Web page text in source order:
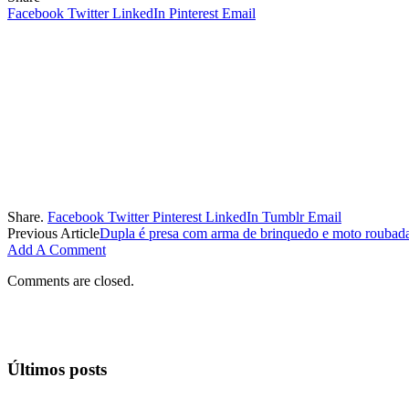
Facebook Twitter LinkedIn Pinterest Email
Share. Facebook Twitter Pinterest LinkedIn Tumblr Email
Previous ArticleDupla é presa com arma de brinquedo e moto
Add A Comment
Comments are closed.
Últimos posts